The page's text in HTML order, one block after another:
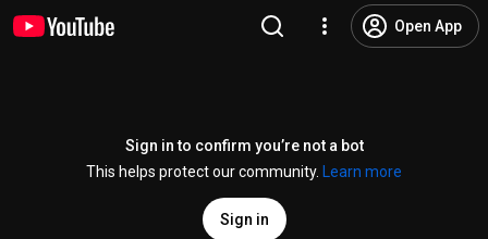
Open App
Sign in to confirm you’re not a bot
This helps protect our community.
Learn more
Sign in